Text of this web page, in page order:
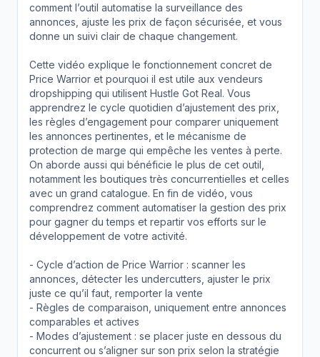
comment l’outil automatise la surveillance des
annonces, ajuste les prix de façon sécurisée, et vous
donne un suivi clair de chaque changement.
Cette vidéo explique le fonctionnement concret de
Price Warrior et pourquoi il est utile aux vendeurs
dropshipping qui utilisent Hustle Got Real. Vous
apprendrez le cycle quotidien d’ajustement des prix,
les règles d’engagement pour comparer uniquement
les annonces pertinentes, et le mécanisme de
protection de marge qui empêche les ventes à perte.
On aborde aussi qui bénéficie le plus de cet outil,
notamment les boutiques très concurrentielles et celles
avec un grand catalogue. En fin de vidéo, vous
comprendrez comment automatiser la gestion des prix
pour gagner du temps et repartir vos efforts sur le
développement de votre activité.
- Cycle d’action de Price Warrior : scanner les
annonces, détecter les undercutters, ajuster le prix
juste ce qu’il faut, remporter la vente
- Règles de comparaison, uniquement entre annonces
comparables et actives
- Modes d’ajustement : se placer juste en dessous du
concurrent ou s’aligner sur son prix selon la stratégie